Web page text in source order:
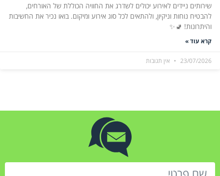
שירותים ניידים לאירוע יכולים לשדרג את החוויה הכוללת של האורחים,
להבטיח נוחות וניקיון, ולהתאים לכל סוג אירוע ומיקום. בואו נכיר את החשיבות
והיתרונות! 🚽✨
קרא עוד »
23/07/2026 אין תגובות